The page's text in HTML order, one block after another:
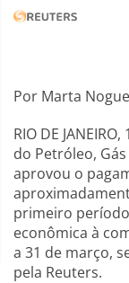
Por Marta
RIO DE
do Petróleo,
aprovou o
primeiro
econômica à
a 31 de março,
pela Reuters.